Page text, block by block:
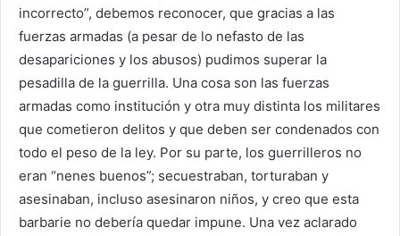
incorrecto”, debemos reconocer, que gracias a las
fuerzas armadas (a pesar de lo nefasto de las
desapariciones y los abusos) pudimos superar la
pesadilla de la guerrilla. Una cosa son las fuerzas
armadas como institución y otra muy distinta los militares
que cometieron delitos y que deben ser condenados con
todo el peso de la ley. Por su parte, los guerrilleros no
eran “nenes buenos”; secuestraban, torturaban y
asesinaban, incluso asesinaron niños, y creo que esta
barbarie no debería quedar impune. Una vez aclarado